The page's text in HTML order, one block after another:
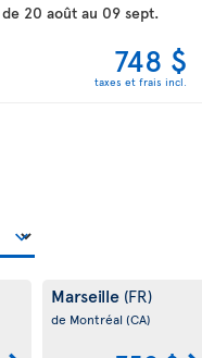
de 20 aoûtau 09 sept.
748 $
taxes et frais incl.
Marseille (FR)
de Montréal (CA)